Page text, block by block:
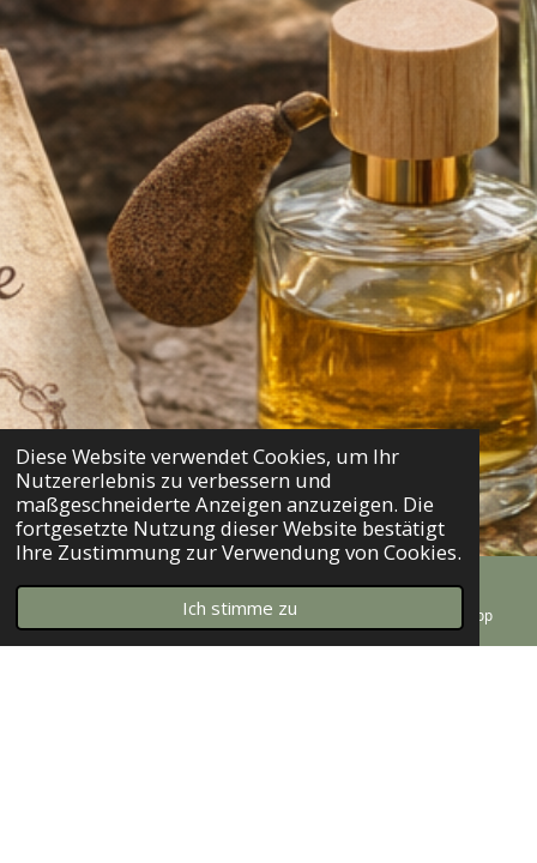
Diese Website verwendet Cookies, um Ihr
Nutzererlebnis zu verbessern und
maßgeschneiderte Anzeigen anzuzeigen. Die
fortgesetzte Nutzung dieser Website bestätigt
Ihre Zustimmung zur Verwendung von Cookies.
Ich stimme zu
Telefon Instagram WhatsApp